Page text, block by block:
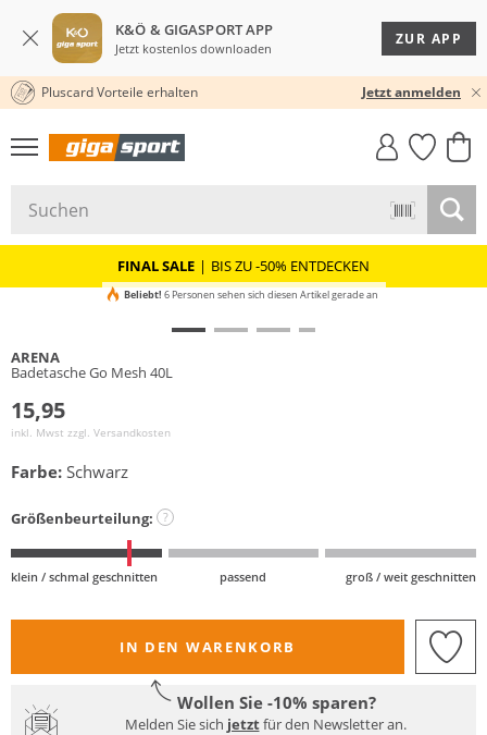
K&Ö & GIGASPORT APP
Jetzt kostenlos downloaden
ZUR APP
30 TAGE RÜCKGABERECHT
Pluscard Vorteile erhalten Jetzt anmelden
GIGASTYLE
FAHRRAD­
MUST-HAVE
FINAL SALE | BIS ZU -50% ENTDECKEN
Beliebt! 6 Personen sehen sich diesen Artikel gerade an
ARENA
Badetasche Go Mesh 40L
15,95
inkl. Mwst zzgl. Versandkosten
Farbe: Schwarz
Größenbeurteilung: ?
klein / schmal geschnitten passend groß / weit geschnitten
IN DEN WARENKORB
Wollen Sie -10% sparen?
Melden Sie sich jetztfür den Newsletter an.